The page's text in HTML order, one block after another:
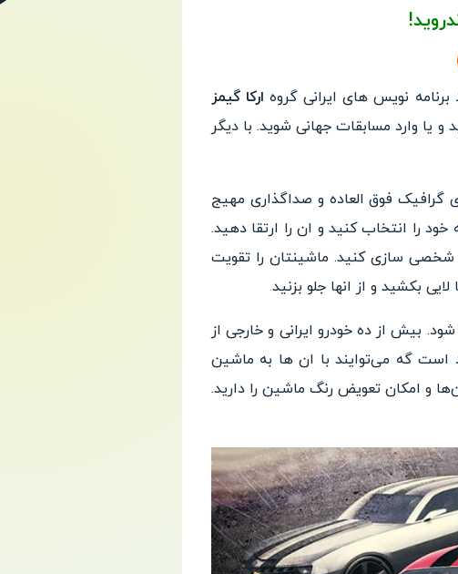
نویس های ایرانی گروه ارکا گیمز
یا وارد مسابقات جهانی شوید. با دیگر
گرافیک فوق العاده و صداگذاری مهیج
خود را انتخابکنید و ان را ارتقا دهید.
سازی کنید. ماشینتان را تقویت
بکشید و از انها جلو بزنید.
شود. بیش از ده خودرو ایرانی و خارجی از
است گه می‌توایند با ان ها به ماشین
و امکان تعویض رنگ ماشین را دارید.